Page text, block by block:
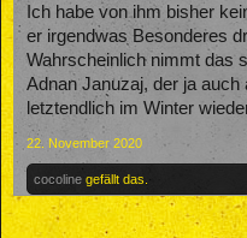
Ich habe von ihm bisher
er irgendwas Besonderes
Wahrscheinlich nimmt das
Adnan Januzaj, der ja auch
letztendlich im Winter
22. November 2020
cocoline gefällt das.